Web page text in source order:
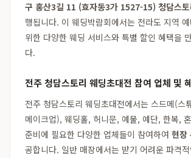
구 홍산3길 11 (효자동3가 1527-15) 청담스
행됩니다. 이 웨딩박람회에서는 전라도 지역 예
위한 다양한 웨딩 서비스와 특별 할인 혜택을
다.
전주 청담스토리 웨딩초대전 참여 업체 및
전주 청담스토리 웨딩초대전에서는 스드메(스
메이크업), 웨딩홀, 허니문, 예물, 예단, 한복,
준비에 필요한 다양한 업체들이 참여하여 현장
공합니다. 일반 매장에서는 받기 어려운 파격